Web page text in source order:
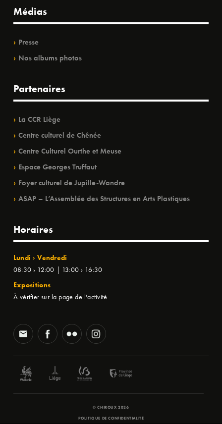
Médias
Presse
Nos albums photos
Partenaires
La CCR Liège
Centre culturel de Chênée
Centre Culturel Ourthe et Meuse
Espace Georges Truffaut
Foyer culturel de Jupille-Wandre
ASAP – L’Assemblée des Structures en Arts Plastiques
Horaires
Lundi › Vendredi
08:30 › 12:00 | 13:00 › 16:30
Expositions
À vérifier sur la page de l'activité
© CHIROUX 2026
POLITIQUE DE CONFIDENTIALITÉ